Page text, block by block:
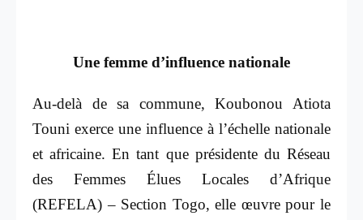
Une femme d’influence nationale
Au-delà de sa commune, Koubonou Atiota
Touni exerce une influence à l’échelle nationale
et africaine. En tant que présidente du Réseau
des Femmes Élues Locales d’Afrique
(REFELA) – Section Togo, elle œuvre pour le